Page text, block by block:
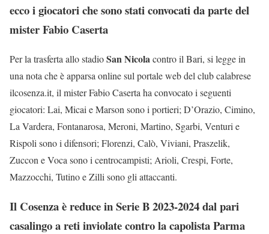
ecco i giocatori che sono stati convocati da parte del
mister Fabio Caserta
Per la trasferta allo stadioSan Nicolacontro il Bari, si legge in
una nota che è apparsa online sul portale web del club calabrese
ilcosenza.it, il mister Fabio Caserta ha convocato i seguenti
giocatori: Lai, Micai e Marson sono i portieri; D’Orazio, Cimino,
La Vardera, Fontanarosa, Meroni, Martino, Sgarbi, Venturi e
Rispoli sono i difensori; Florenzi, Calò, Viviani, Praszelik,
Zuccon e Voca sono i centrocampisti; Arioli, Crespi, Forte,
Mazzocchi, Tutino e Zilli sono gli attaccanti.
Il Cosenza è reduce in Serie B 2023-2024 dal pari
casalingo a reti inviolate contro la capolista Parma